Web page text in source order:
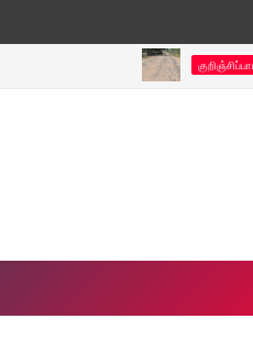
குறிஞ்சிப்பாடி ரோட்ட